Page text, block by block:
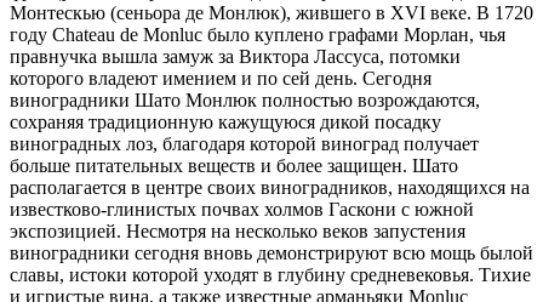
Монтескью (сеньора де Монлюк), жившего в XVI веке. В 1720
году Chateau de Monluc было куплено графами Морлан, чья
правнучка вышла замуж за Виктора Лассуса, потомки
которого владеют имением и по сей день. Сегодня
виноградники Шато Монлюк полностью возрождаются,
сохраняя традиционную кажущуюся дикой посадку
виноградных лоз, благодаря которой виноград получает
больше питательных веществ и более защищен. Шато
располагается в центре своих виноградников, находящихся на
известково-глинистых почвах холмов Гаскони с южной
экспозицией. Несмотря на несколько веков запустения
виноградники сегодня вновь демонстрируют всю мощь былой
славы, истоки которой уходят в глубину средневековья. Тихие
и игристые вина, а также известные арманьяки Monluc